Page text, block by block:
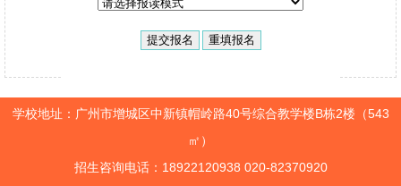
学校地址：广州市增城区中新镇帽岭路40号综合教学楼B栋2楼（543
㎡）
招生咨询电话：18922120938 020-82370920